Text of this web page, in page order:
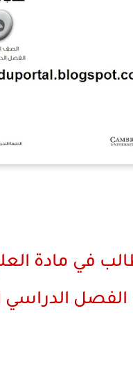
في مادة